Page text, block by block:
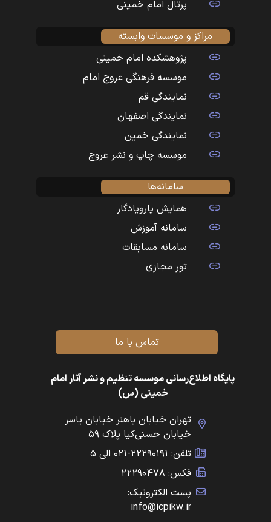
پرتال امام خمینی
مراکز و موسسات وابسته
پژوهشکده امام خمینی
موسسه فرهنگی عروج امام
نمایندگی قم
نمایندگی اصفهان
نمایندگی خمین
موسسه چاپ و نشر عروج
سامانه‌ها
همایش یارویادگار
سامانه آموزش
سامانه مسابقات
تور مجازی
تماس با ما
پایگاه اطلاع‌رسانی موسسه تنظیم و نشر آثار امام
خمینی (س)
تهران خیابان باهنر خیابان یاسر
خیابان حسنی‌کیا پلاک ۵۹
تلفن: ۲۲۲۹۰۱۹۱-۰۲۱ الی ۵
فکس: ۲۲۲۹۰۴۷۸
پست الکترونیک:
info@icpikw.ir